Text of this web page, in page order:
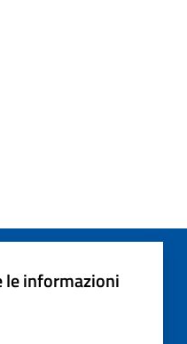
le informazioni